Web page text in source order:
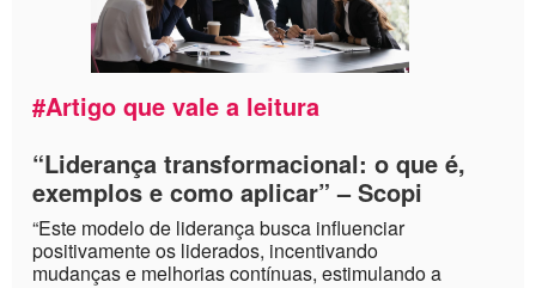
#Artigo que vale a leitura
“Liderança transformacional: o que é,
exemplos e como aplicar” – Scopi
“Este modelo de liderança busca influenciar
positivamente os liderados, incentivando
mudanças e melhorias contínuas, estimulando a